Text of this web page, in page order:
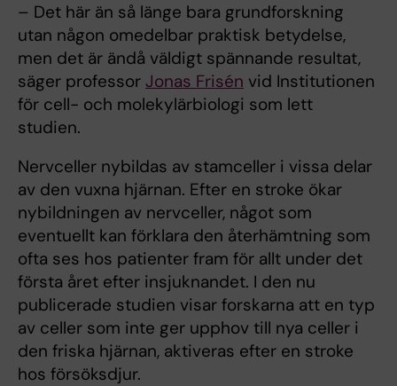
– Det här än så länge bara grundforskning
utan någon omedelbar praktisk betydelse,
men det är ändå väldigt spännande resultat,
säger professor Jonas Frisén vid Institutionen
för cell- och molekylärbiologi som lett
studien.
Nervceller nybildas av stamceller i vissa delar
av den vuxna hjärnan. Efter en stroke ökar
nybildningen av nervceller, något som
eventuellt kan förklara den återhämtning som
ofta ses hos patienter fram för allt under det
första året efter insjuknandet. I den nu
publicerade studien visar forskarna att en typ
av celler som inte ger upphov till nya celler i
den friska hjärnan, aktiveras efter en stroke
hos försöksdjur.